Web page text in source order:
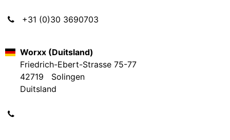
+31 (0)30 3690703
Worxx (Duitsland)
Friedrich-Ebert-Strasse 75-77
42719 Solingen
Duitsland